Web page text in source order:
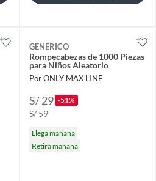
GENERICO
Rompecabezas de 1000 Piezas
para Niños Aleatorio
Por ONLY MAX LINE
S/ 29 -51%
S/ 59
Llega mañana
Retira mañana